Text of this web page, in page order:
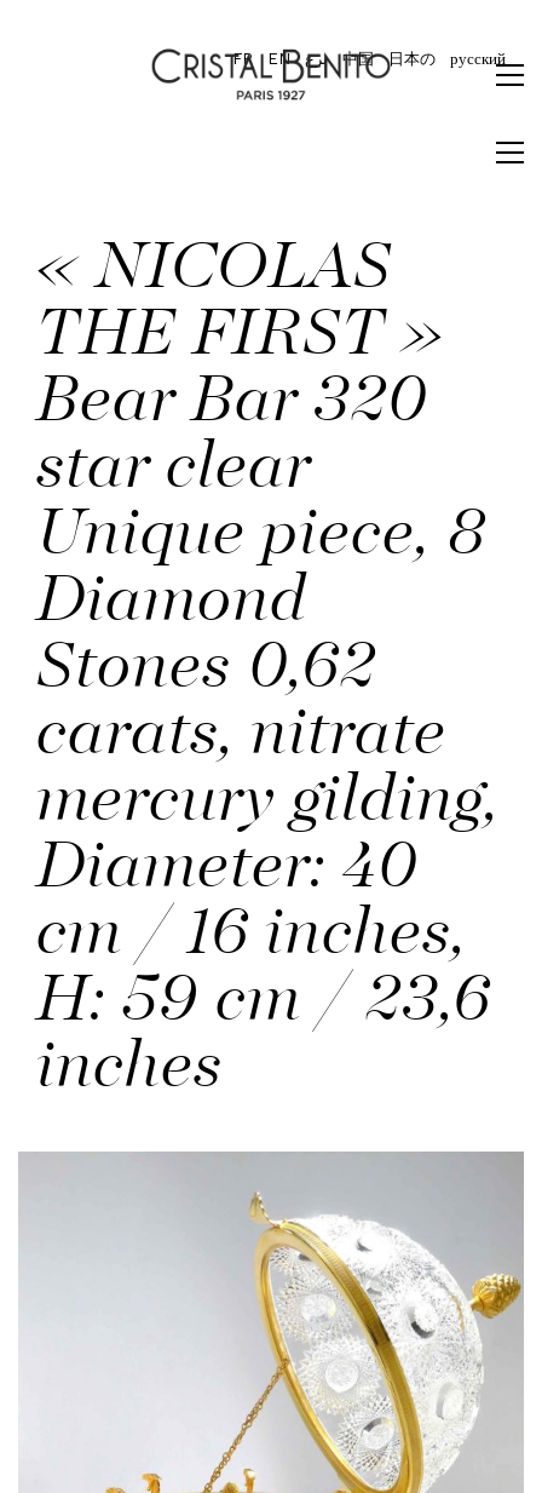
FR EN برع 中国 日本の русский
« NICOLAS
THE FIRST »
Bear Bar 320
star clear
Unique piece, 8
Diamond
Stones 0,62
carats, nitrate
mercury gilding,
Diameter: 40
cm / 16 inches,
H: 59 cm / 23,6
inches